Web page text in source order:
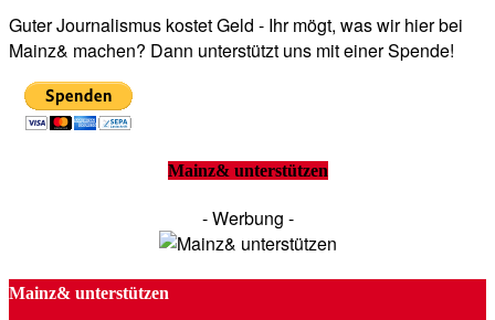
Guter Journalismus kostet Geld - Ihr mögt, was wir hier bei
Mainz& machen? Dann unterstützt uns mit einer Spende!
Mainz& unterstützen
- Werbung -
Mainz& unterstützen